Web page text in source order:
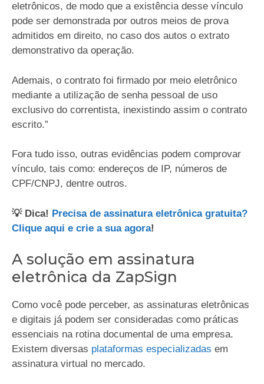
eletrônicos, de modo que a existência desse vínculo
pode ser demonstrada por outros meios de prova
admitidos em direito, no caso dos autos o extrato
demonstrativo da operação.
Ademais, o contrato foi firmado por meio eletrônico
mediante a utilização de senha pessoal de uso
exclusivo do correntista, inexistindo assim o contrato
escrito.”
Fora tudo isso, outras evidências podem comprovar
vínculo, tais como: endereços de IP, números de
CPF/CNPJ, dentre outros.
💡 Dica! Precisa de assinatura eletrônica gratuita?
Clique aqui e crie a sua agora!
A solução em assinatura
eletrônica da ZapSign
Como você pode perceber, as assinaturas eletrônicas
e digitais já podem ser consideradas como práticas
essenciais na rotina documental de uma empresa.
Existem diversas plataformas especializadas em
assinatura virtual no mercado.